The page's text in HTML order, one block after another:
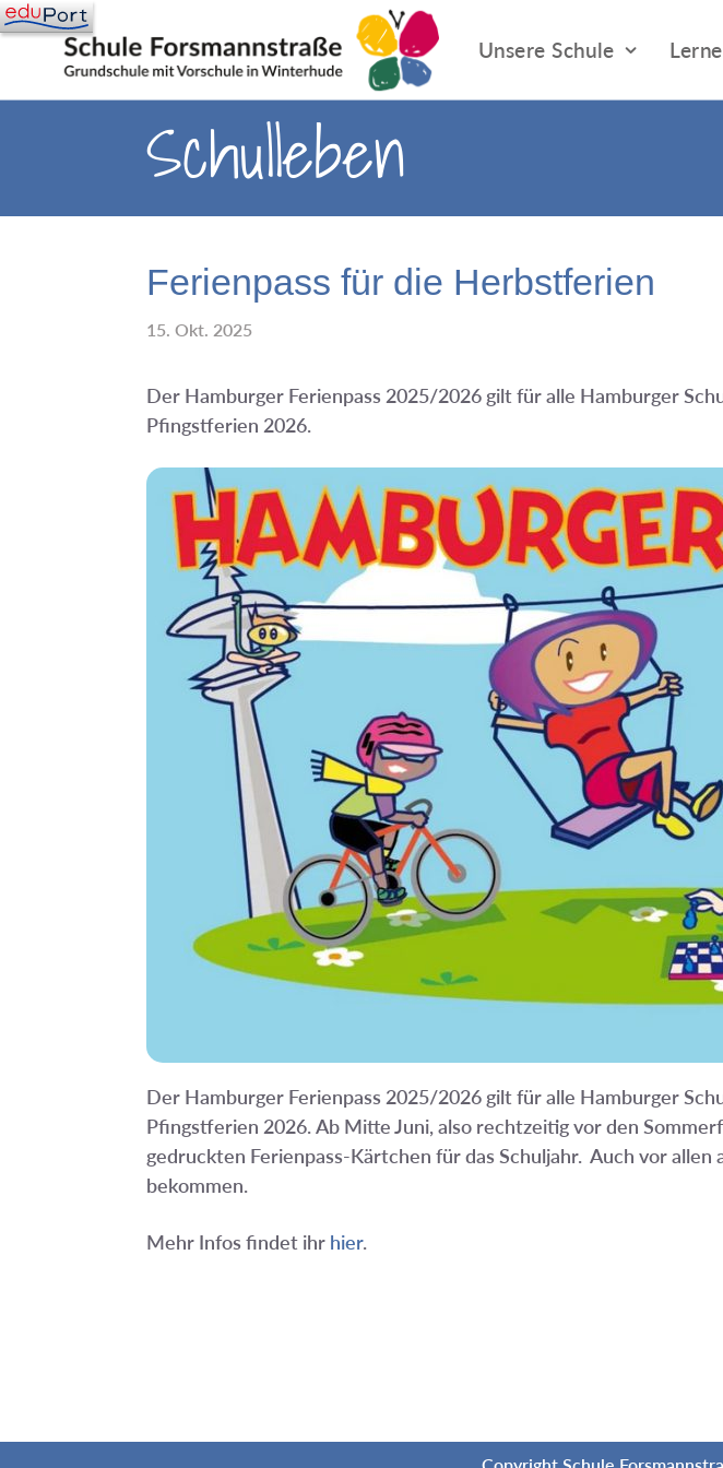
Unsere Schule
Schulleben
Ferienpass für die Herbstferien
15. Okt. 2025
Der Hamburger Ferienpass 2025/2026 gilt für alle Hamburger
Pfingstferien 2026.
Der Hamburger Ferienpass 2025/2026 gilt für alle Hamburger
Pfingstferien 2026.Ab Mitte Juni, also rechtzeitig vor den
gedruckten Ferienpass-Kärtchen für das Schuljahr. Auch vor allen
bekommen.
Mehr Infos findet ihr hier.